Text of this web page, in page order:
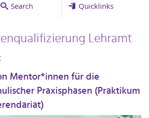
Search Quicklinks
Lehramt
Mentor*innen für die
Praxisphasen (Praktikum